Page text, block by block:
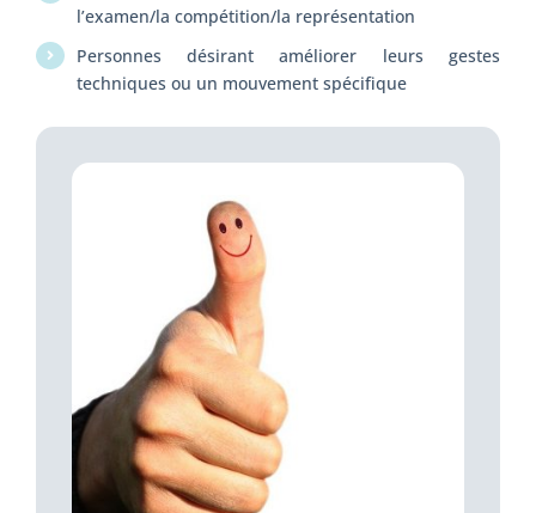
l’examen/la compétition/la représentation
Personnes désirant améliorer leurs gestes
techniques ou un mouvement spécifique